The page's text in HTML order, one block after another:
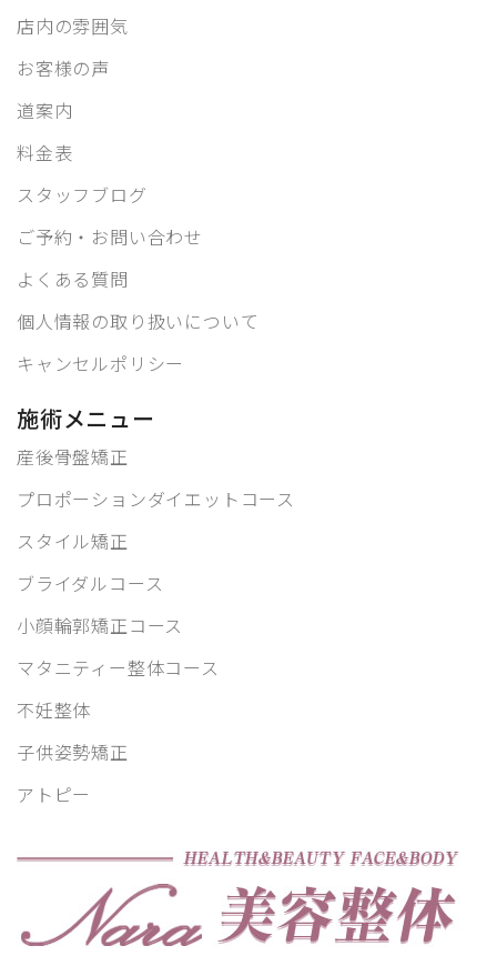
店内の雰囲気
お客様の声
道案内
料金表
スタッフブログ
ご予約・お問い合わせ
よくある質問
個人情報の取り扱いについて
キャンセルポリシー
施術メニュー
産後骨盤矯正
プロポーションダイエットコース
スタイル矯正
ブライダルコース
小顔輪郭矯正コース
マタニティー整体コース
不妊整体
子供姿勢矯正
アトピー